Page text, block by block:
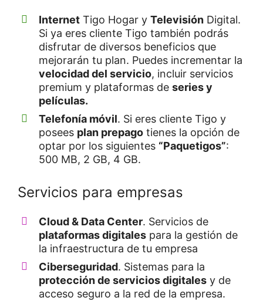
Internet Tigo Hogar y Televisión Digital.
Si ya eres cliente Tigo también podrás
disfrutar de diversos beneficios que
mejorarán tu plan. Puedes incrementar la
velocidad del servicio, incluir servicios
premium y plataformas de series y
películas.
Telefonía móvil. Si eres cliente Tigo y
posees plan prepago tienes la opción de
optar por los siguientes “Paquetigos”:
500 MB, 2 GB, 4 GB.
Servicios para empresas
Cloud & Data Center. Servicios de
plataformas digitales para la gestión de
la infraestructura de tu empresa
Ciberseguridad. Sistemas para la
protección de servicios digitales y de
acceso seguro a la red de la empresa.